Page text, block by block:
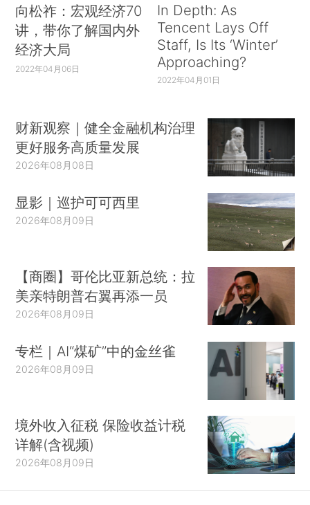
向松祚：宏观经济70
讲，带你了解国内外
经济大局
2022年04月06日
In Depth: As
Tencent Lays Off
Staff, Is Its ‘Winter’
Approaching?
2022年04月01日
财新观察｜健全金融机构治理
更好服务高质量发展
2026年08月08日
显影｜巡护可可西里
2026年08月09日
【商圈】哥伦比亚新总统：拉
美亲特朗普右翼再添一员
2026年08月09日
专栏｜AI“煤矿”中的金丝雀
2026年08月09日
境外收入征税 保险收益计税
详解(含视频)
2026年08月09日